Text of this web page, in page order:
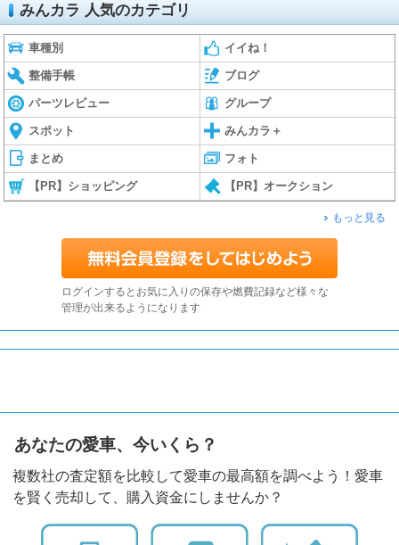
みんカラ 人気のカテゴリ
車種別 イイね！
整備手帳 ブログ
パーツレビュー グループ
スポット みんカラ＋
まとめ フォト
【PR】ショッピング 【PR】オークション
もっと見る
ログインするとお気に入りの保存や燃費記録など様々な
管理が出来るようになります
あなたの愛車、今いくら？
複数社の査定額を比較して愛車の最高額を調べよう！愛車
を賢く売却して、購入資金にしませんか？